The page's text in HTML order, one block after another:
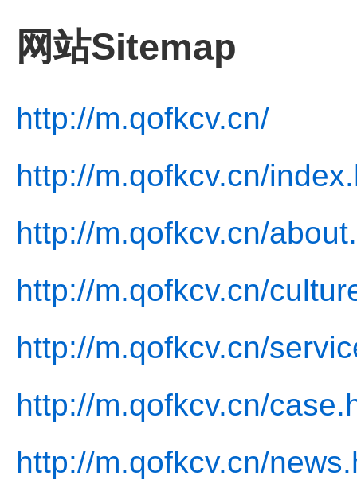
网站Sitemap
http://m.qofkcv.cn/
http://m.qofkcv.cn/
http://m.qofkcv.cn/
http://m.qofkcv.cn/
http://m.qofkcv.cn/
http://m.qofkcv.cn/
http://m.qofkcv.cn/